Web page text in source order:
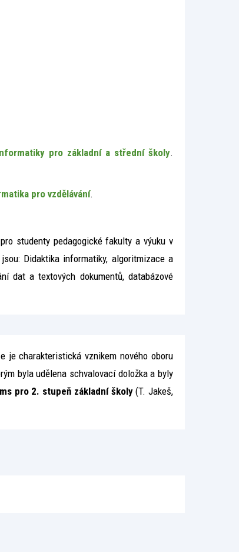
pro základní a střední školy.
pro vzdělávání.
studenty pedagogické fakulty a výuku v
Didaktika informatiky, algoritmizace a
dat a textových dokumentů, databázové
je charakteristická vznikem nového oboru
byla udělena schvalovací doložka a byly
pro 2. stupeň základní školy(T. Jakeš,